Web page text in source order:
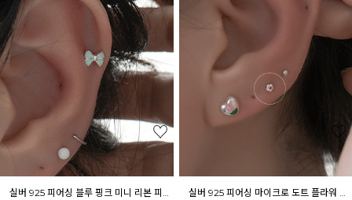
실버 925 피어싱 블루 핑크 미니 리본 피어싱 귓볼 귓바퀴 아웃컨츠 실버 925 피어싱 마이크로 도트 플라워 미니 피어싱 이너컨츠 아웃컨츠 귓바퀴